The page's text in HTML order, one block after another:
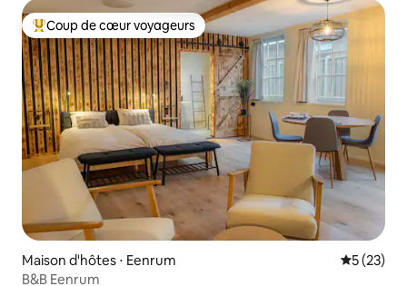
Coups de cœur voyageurs les plus appréciés
Coup de cœur voyageurs
Maison d'hôtes ⋅ Eenrum
5 (23)
B&B Eenrum